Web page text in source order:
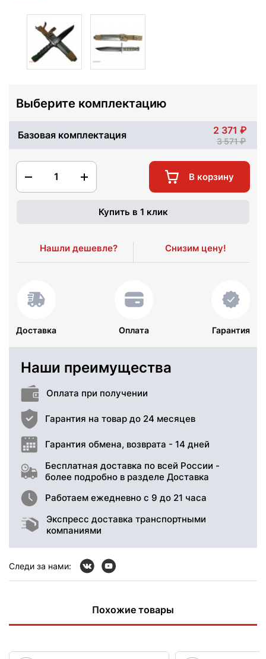
Выберите комплектацию
Базовая комплектация 2 371
3 571
1 В корзину
Купить в 1 клик
Нашли дешевле? Снизим цену!
Доставка Оплата Гарантия
Наши преимущества
Оплата при получении
Гарантия на товар до 24 месяцев
Гарантия обмена, возврата - 14 дней
Бесплатная доставка по всей России -
более подробно в разделе Доставка
Работаем ежедневно с 9 до 21 часа
Экспресс доставка транспортными
компаниями
Следи за нами:
Похожие товары